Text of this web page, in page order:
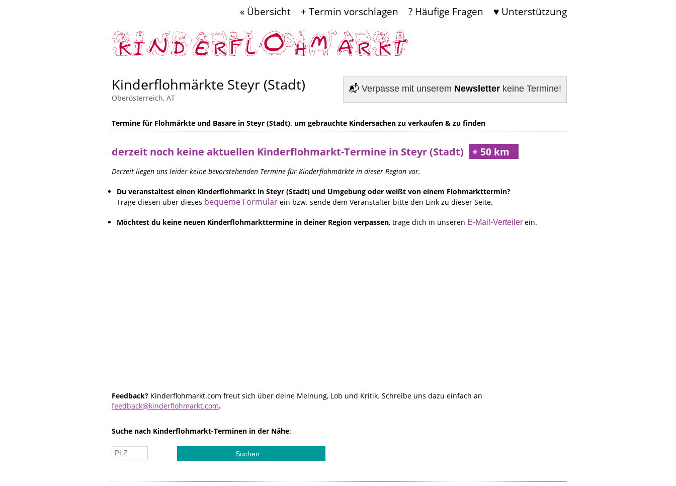
« Übersicht + Termin vorschlagen ? Häufige Fragen ♥ Unterstützung
📬 Verpasse mit unserem Newsletter keine Termine!
Kinderflohmärkte Steyr (Stadt)
Oberösterreich, AT
Termine für Flohmärkte und Basare in Steyr (Stadt), um gebrauchte Kindersachen zu verkaufen & zu finden
derzeit noch keine aktuellen Kinderflohmarkt-Termine in Steyr (Stadt)
Derzeit liegen uns leider keine bevorstehenden Termine für Kinderflohmärkte in dieser Region vor.
Du veranstaltest einen Kinderflohmarkt in Steyr (Stadt) und Umgebung oder weißt von einem Flohmarkttermin?
Trage diesen über dieses bequeme Formular ein bzw. sende dem Veranstalter bitte den Link zu dieser Seite.
Möchtest du keine neuen Kinderflohmarkttermine in deiner Region verpassen, trage dich in unseren E-Mail-Verteiler ein.
Feedback? Kinderflohmarkt.com freut sich über deine Meinung, Lob und Kritik. Schreibe uns dazu einfach an
feedback@kinderflohmarkt.com.
Suche nach Kinderflohmarkt-Terminen in der Nähe: